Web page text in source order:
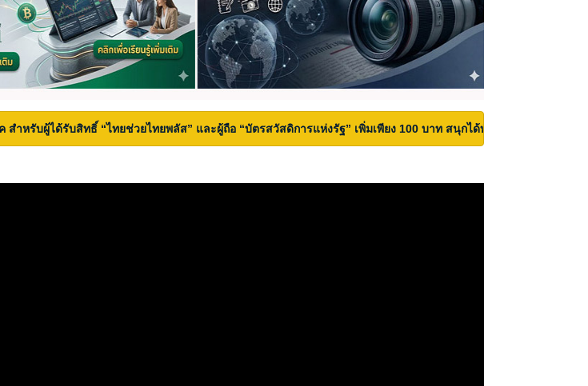
สำหรับผู้ได้รับสิทธิ์ “ไทยช่วยไทยพลัส” และผู้ถือ “บัตรสวัสดิการแห่งรัฐ” เพิ่มเพียง 100 บาท สนุกได้ทั้งสวนน้ำและสวนส